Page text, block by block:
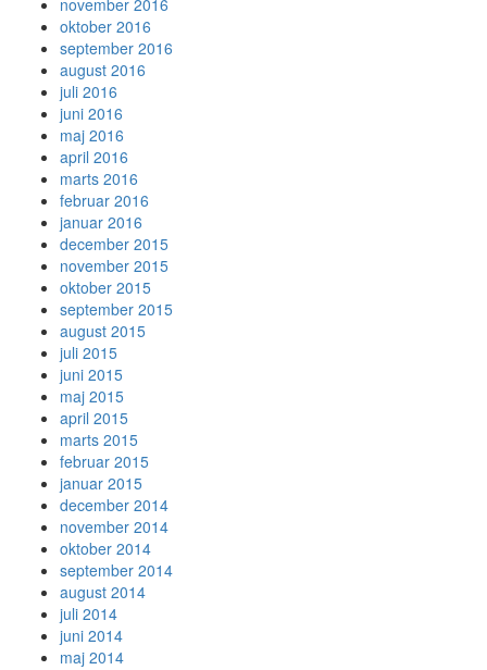
november 2016
oktober 2016
september 2016
august 2016
juli 2016
juni 2016
maj 2016
april 2016
marts 2016
februar 2016
januar 2016
december 2015
november 2015
oktober 2015
september 2015
august 2015
juli 2015
juni 2015
maj 2015
april 2015
marts 2015
februar 2015
januar 2015
december 2014
november 2014
oktober 2014
september 2014
august 2014
juli 2014
juni 2014
maj 2014